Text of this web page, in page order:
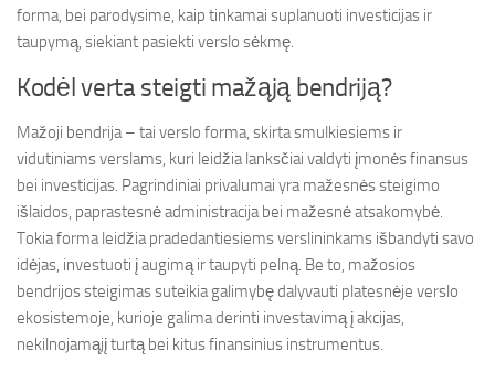
forma, bei parodysime, kaip tinkamai suplanuoti investicijas ir
taupymą, siekiant pasiekti verslo sėkmę.
Kodėl verta steigti mažąją bendriją?
Mažoji bendrija – tai verslo forma, skirta smulkiesiems ir
vidutiniams verslams, kuri leidžia lanksčiai valdyti įmonės finansus
bei investicijas. Pagrindiniai privalumai yra mažesnės steigimo
išlaidos, paprastesnė administracija bei mažesnė atsakomybė.
Tokia forma leidžia pradedantiesiems verslininkams išbandyti savo
idėjas, investuoti į augimą ir taupyti pelną. Be to, mažosios
bendrijos steigimas suteikia galimybę dalyvauti platesnėje verslo
ekosistemoje, kurioje galima derinti investavimą į akcijas,
nekilnojamąjį turtą bei kitus finansinius instrumentus.